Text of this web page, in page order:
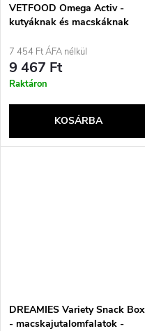
VETFOOD Omega Activ -
kutyáknak és macskáknak
db
7 454 Ft ÁFA nélkül
9 467 Ft
Raktáron
KOSÁRBA
DREAMIES Variety Snack Box
- macskajutalomfalatok -